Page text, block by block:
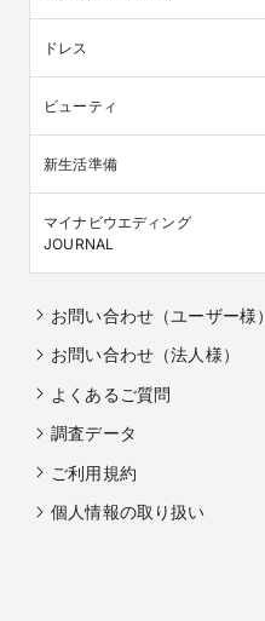
ドレス
ビューティ
新生活準備
マイナビウエディング
JOURNAL
お問い合わせ（ユーザー様）
お問い合わせ（法人様）
よくあるご質問
調査データ
ご利用規約
個人情報の取り扱い